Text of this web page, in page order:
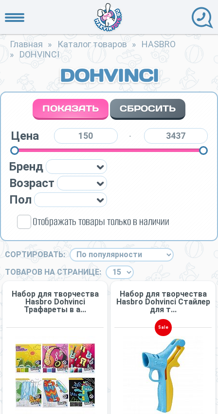
Главная » Каталог товаров » HASBRO
» DOHVINCI
DOHVINCI
Цена -
Бренд
Возраст
Пол
Отображать товары только в наличии
СОРТИРОВАТЬ:
ТОВАРОВ НА СТРАНИЦЕ:
Набор для творчества
Hasbro Dohvinci
Трафареты в а...
Набор для творчества
Hasbro Dohvinci Стайлер
для т...
Sale